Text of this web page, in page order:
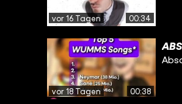
vor 16 Tagen 00:34
vor 18 Tagen 00:38